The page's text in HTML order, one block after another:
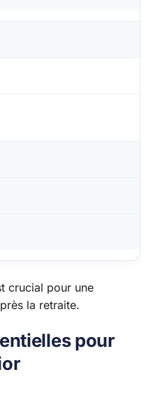
crucial pour une
la retraite.
pour